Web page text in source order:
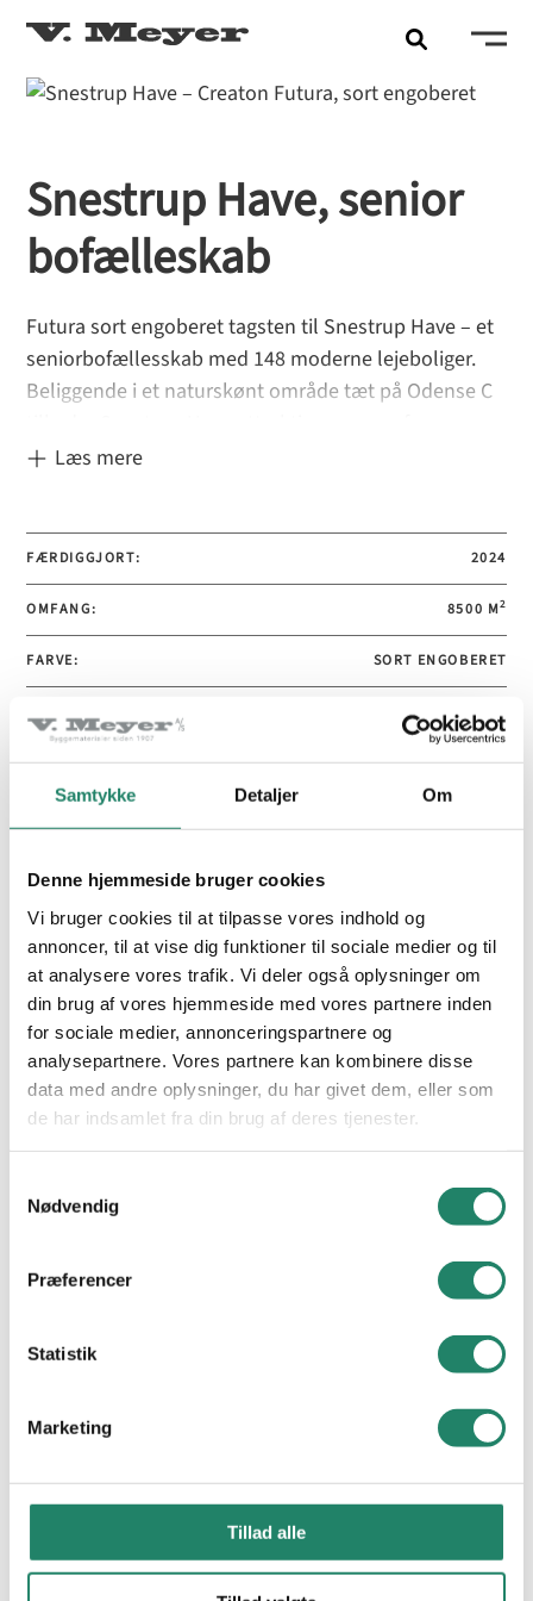
Samtykke Detaljer Om
Denne hjemmeside bruger cookies
Vi bruger cookies til at tilpasse vores indhold og
annoncer, til at vise dig funktioner til sociale medier og til
at analysere vores trafik. Vi deler også oplysninger om
din brug af vores hjemmeside med vores partnere inden
for sociale medier, annonceringspartnere og
analysepartnere. Vores partnere kan kombinere disse
data med andre oplysninger, du har givet dem, eller som
de har indsamlet fra din brug af deres tjenester.
Nødvendig
Præferencer
Statistik
Marketing
Tillad alle
PRODUKTER
Tegltagsten
Facadetegl
Naturskifer
Alle produkter
INSPIRATION
Alle projekter
VIDEN
Cradle to Cradle
Nyheder
V. MEYER
Kontakt os
Om V.Meyer
Snestrup Have, senior
bofælleskab
Futura sort engoberet tagsten til Snestrup Have – et
seniorbofællesskab med 148 moderne lejeboliger.
Beliggende i et naturskønt område tæt på Odense C
seniorlivet. Her finder man blandt andet caféhus,
tværs af beboerne.
Læs mere
FÆRDIGGJORT: 2024
OMFANG: 8500 M2
FARVE: SORT ENGOBERET
CREATON FUTURA